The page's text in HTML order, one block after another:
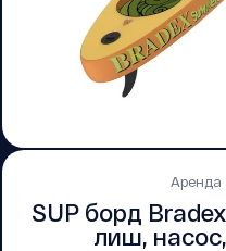
Аренда
SUP борд
лиш,